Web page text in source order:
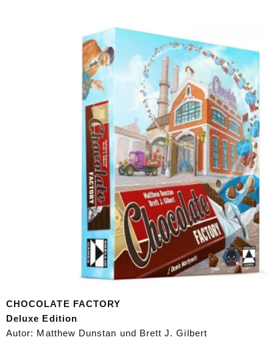
CHOCOLATE FACTORY
Deluxe Edition
Autor: Matthew Dunstan und Brett J. Gilbert